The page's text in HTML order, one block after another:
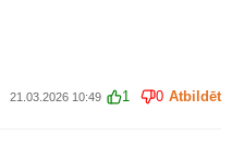
21.03.2026 10:49 1 0 Atbildēt